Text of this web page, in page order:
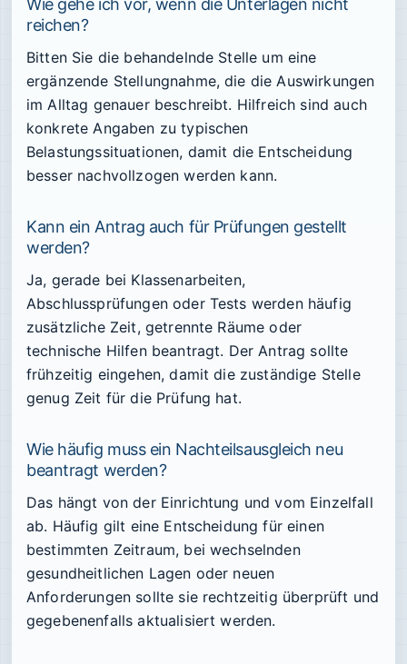
Wie gehe ich vor, wenn die Unterlagen nicht
reichen?
Bitten Sie die behandelnde Stelle um eine
ergänzende Stellungnahme, die die Auswirkungen
im Alltag genauer beschreibt. Hilfreich sind auch
konkrete Angaben zu typischen
Belastungssituationen, damit die Entscheidung
besser nachvollzogen werden kann.
Kann ein Antrag auch für Prüfungen gestellt
werden?
Ja, gerade bei Klassenarbeiten,
Abschlussprüfungen oder Tests werden häufig
zusätzliche Zeit, getrennte Räume oder
technische Hilfen beantragt. Der Antrag sollte
frühzeitig eingehen, damit die zuständige Stelle
genug Zeit für die Prüfung hat.
Wie häufig muss ein Nachteilsausgleich neu
beantragt werden?
Das hängt von der Einrichtung und vom Einzelfall
ab. Häufig gilt eine Entscheidung für einen
bestimmten Zeitraum, bei wechselnden
gesundheitlichen Lagen oder neuen
Anforderungen sollte sie rechtzeitig überprüft und
gegebenenfalls aktualisiert werden.